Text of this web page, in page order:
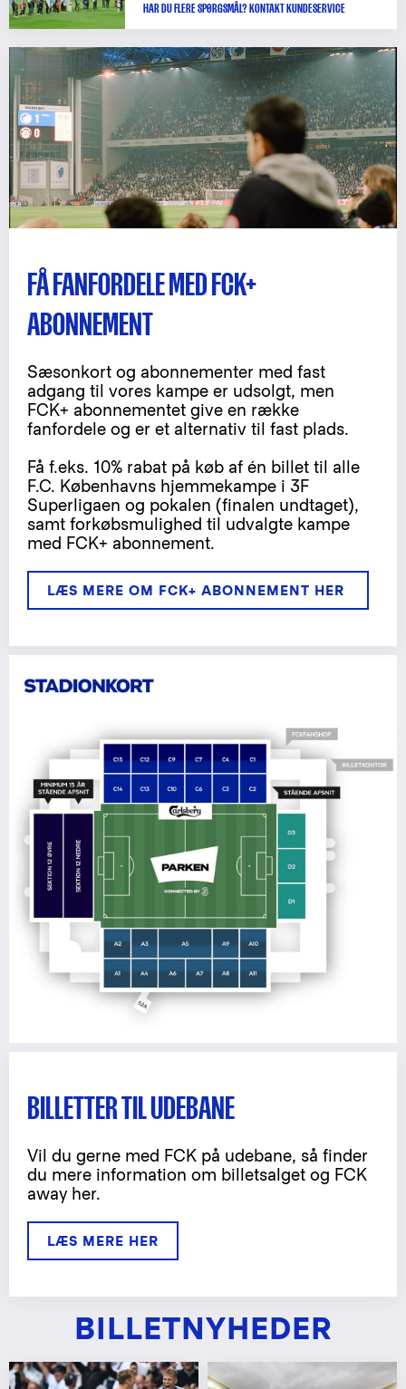
HAR DU FLERE SPØRGSMÅL? KONTAKT KUNDESERVICE
FÅ FANFORDELE MED FCK+
ABONNEMENT
Sæsonkort og abonnementer med fast
adgang til vores kampe er udsolgt, men
FCK+ abonnementet give en række
fanfordele og er et alternativ til fast plads.
Få f.eks. 10% rabat på køb af én billet til alle
F.C. Københavns hjemmekampe i 3F
Superligaen og pokalen (finalen undtaget),
samt forkøbsmulighed til udvalgte kampe
med FCK+ abonnement.
LÆS MERE OM FCK+ ABONNEMENT HER
BILLETTER TIL UDEBANE
Vil du gerne med FCK på udebane, så finder
du mere information om billetsalget og FCK
away her.
LÆS MERE HER
BILLETNYHEDER